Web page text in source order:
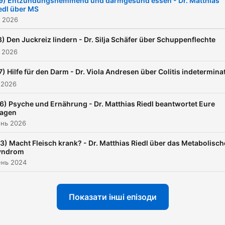
umsetzen kann. Deshalb
Rezept für zu Hause.
über MS
2026
Den Juckreiz lindern - Dr. Silja Schäfer über Schuppenflechte
2026
Hilfe für den Darm - Dr. Viola Andresen über Colitis
Psyche und Ernährung - Dr. Matthias Riedl beantwortet Eure
2026
Macht Fleisch krank? - Dr. Matthias Riedl über das
2024
Показати інші епізоди